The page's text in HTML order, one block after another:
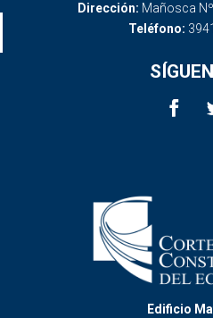
Dirección: Mañosca
Teléfono:
Edificio